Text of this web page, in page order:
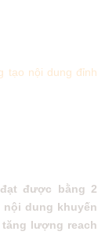
tạo nội dung đỉnh
được bằng 2
dung khuyến
lượng reach